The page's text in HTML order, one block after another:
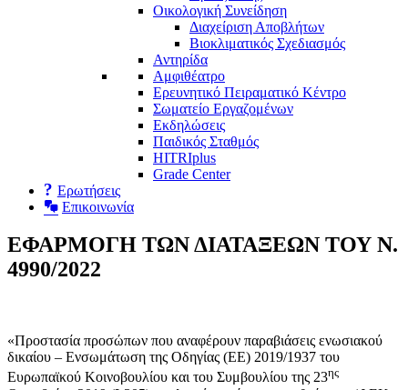
Οικολογική Συνείδηση
Διαχείριση Αποβλήτων
Βιοκλιματικός Σχεδιασμός
Αντηρίδα
Αμφιθέατρο
Ερευνητικό Πειραματικό Κέντρο
Σωματείο Εργαζομένων
Εκδηλώσεις
Παιδικός Σταθμός
HITRIplus
Grade Center
Eρωτήσεις
Επικοινωνία
ΕΦΑΡΜΟΓΗ ΤΩΝ ΔΙΑΤΑΞΕΩΝ ΤΟΥ Ν.
4990/2022
«Προστασία προσώπων που αναφέρουν παραβιάσεις ενωσιακού
δικαίου – Ενσωμάτωση της Οδηγίας (ΕΕ) 2019/1937 του
Ευρωπαϊκού Κοινοβουλίου και του Συμβουλίου της 23ης